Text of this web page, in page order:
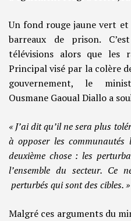
Un fond rouge jaune vert
barreaux de prison.
télévisions alors que les
Principal visé par la colère
gouvernement, le
Ousmane Gaoual Diallo a
« J’ai dit qu’il ne sera plus
à opposer les
deuxième chose : les
l’ensemble du secteur. Ce
perturbés qui sont des cibles. »
Malgré ces arguments du